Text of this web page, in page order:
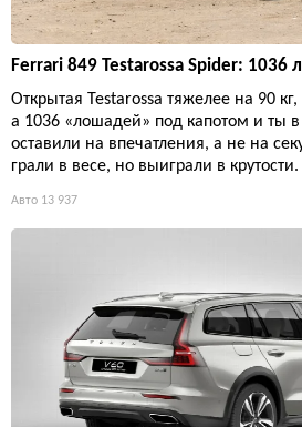
Ferrari 849 Testarossa Spider: 1036
Открытая Testarossa тяжелее на 90 кг,
а 1036 «лошадей» под капотом и ты
оставили на впечатления, а не на
грали в весе, но выиграли в крутости.
Авто 13 937